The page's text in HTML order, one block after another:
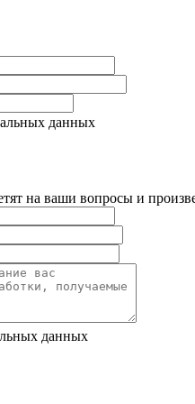
данных
на ваши вопросы и
данных